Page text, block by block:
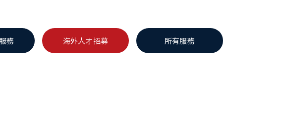
務 海外人才招募 所有服務